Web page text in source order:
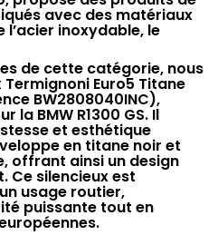
avec des matériaux
inoxydable, le
de cette catégorie, nous
Euro5 Titane
BW2808040INC),
la BMW R1300 GS. Il
et esthétique
en titane noir et
offrant ainsi un design
Ce silencieux est
usage routier,
puissante tout en